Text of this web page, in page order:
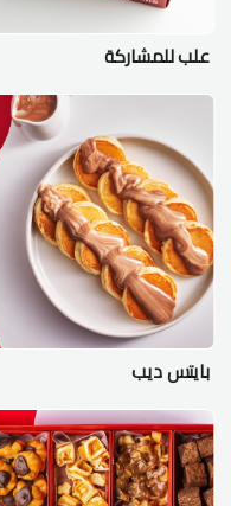
علب للمشاركة
بايتس ديب